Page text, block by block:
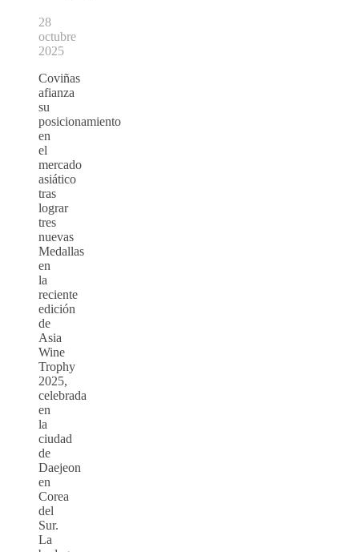
28
octubre
2025
Coviñas
afianza
su
posicionamiento
en
el
mercado
asiático
tras
lograr
tres
nuevas
Medallas
en
la
reciente
edición
de
Asia
Wine
Trophy
2025,
celebrada
en
la
ciudad
de
Daejeon
en
Corea
del
Sur.
La